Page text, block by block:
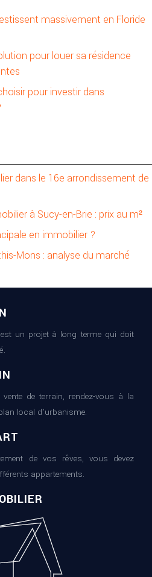
massivement en Floride
pour louer sa résidence
pour investir dans
dans le 16e arrondissement de
à Sucy-en-Brie : prix au m²
en immobilier ?
Mons : analyse du marché
un projet à long terme qui doit
de terrain, rendez-vous à la
local d’urbanisme.
de vos rêves, vous devez
appartements.